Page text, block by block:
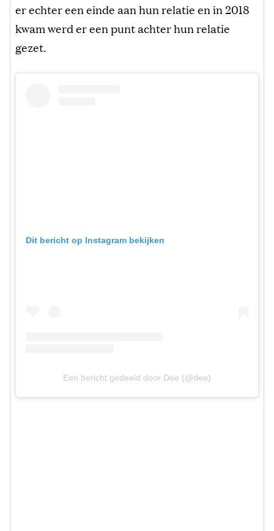
er echter een einde aan hun relatie en in 2018
kwam werd er een punt achter hun relatie
gezet.
Dit bericht op Instagram bekijken
Een bericht gedeeld door Dee (@dee)